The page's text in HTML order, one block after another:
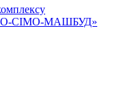
СІМО-МАШБУД»